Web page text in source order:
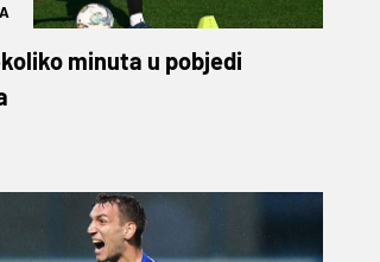
minuta u pobjedi